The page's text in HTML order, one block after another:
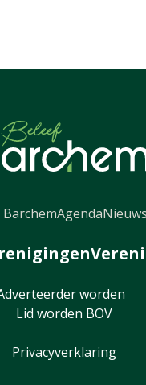
AgendaNieuws
worden
Lid worden BOV
Privacyverklaring